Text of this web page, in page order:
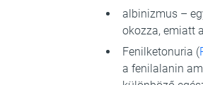
albinizmus –
okozza, emiatt
Fenilketonuria (
a fenilalanin